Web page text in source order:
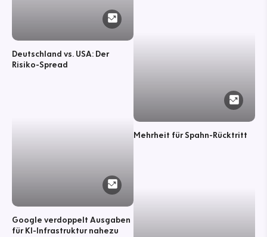
Deutschland vs. USA: Der
Risiko-Spread
Google verdoppelt Ausgaben
für KI-Infrastruktur nahezu
Mehrheit für Spahn-Rücktritt